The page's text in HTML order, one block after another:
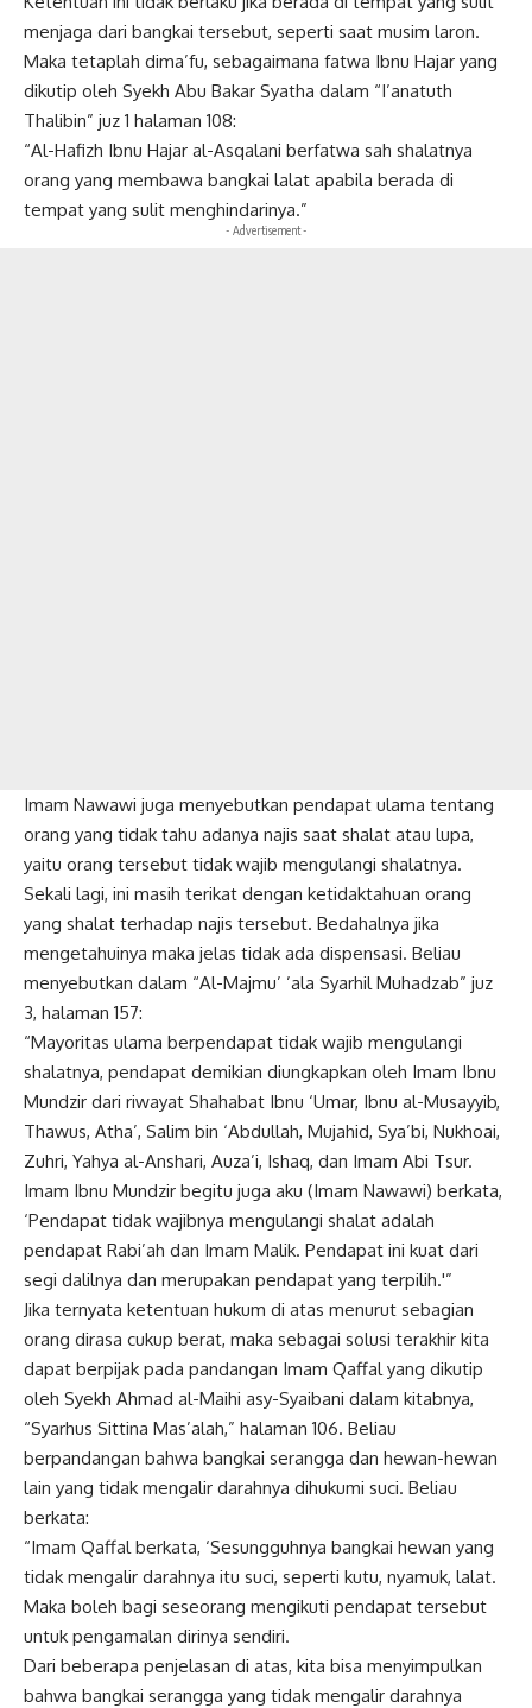
menjaga dari bangkai tersebut, seperti saat musim laron.
Maka tetaplah dima’fu, sebagaimana fatwa Ibnu Hajar yang
dikutip oleh Syekh Abu Bakar Syatha dalam “I’anatuth
Thalibin” juz 1 halaman 108:
“Al-Hafizh Ibnu Hajar al-Asqalani berfatwa sah shalatnya
orang yang membawa bangkai lalat apabila berada di
tempat yang sulit menghindarinya.”
- Advertisement -
Imam Nawawi juga menyebutkan pendapat ulama tentang
orang yang tidak tahu adanya najis saat shalat atau lupa,
yaitu orang tersebut tidak wajib mengulangi shalatnya.
Sekali lagi, ini masih terikat dengan ketidaktahuan orang
yang shalat terhadap najis tersebut. Bedahalnya jika
mengetahuinya maka jelas tidak ada dispensasi. Beliau
menyebutkan dalam “Al-Majmu’ ’ala Syarhil Muhadzab” juz
3, halaman 157:
“Mayoritas ulama berpendapat tidak wajib mengulangi
shalatnya, pendapat demikian diungkapkan oleh Imam Ibnu
Mundzir dari riwayat Shahabat Ibnu ‘Umar, Ibnu al-Musayyib,
Thawus, Atha’, Salim bin ‘Abdullah, Mujahid, Sya’bi, Nukhoai,
Zuhri, Yahya al-Anshari, Auza’i, Ishaq, dan Imam Abi Tsur.
Imam Ibnu Mundzir begitu juga aku (Imam Nawawi) berkata,
‘Pendapat tidak wajibnya mengulangi shalat adalah
pendapat Rabi’ah dan Imam Malik. Pendapat ini kuat dari
segi dalilnya dan merupakan pendapat yang terpilih.'”
Jika ternyata ketentuan hukum di atas menurut sebagian
orang dirasa cukup berat, maka sebagai solusi terakhir kita
dapat berpijak pada pandangan Imam Qaffal yang dikutip
oleh Syekh Ahmad al-Maihi asy-Syaibani dalam kitabnya,
“Syarhus Sittina Mas’alah,” halaman 106. Beliau
berpandangan bahwa bangkai serangga dan hewan-hewan
lain yang tidak mengalir darahnya dihukumi suci. Beliau
berkata:
“Imam Qaffal berkata, ‘Sesungguhnya bangkai hewan yang
tidak mengalir darahnya itu suci, seperti kutu, nyamuk, lalat.
Maka boleh bagi seseorang mengikuti pendapat tersebut
untuk pengamalan dirinya sendiri.
Dari beberapa penjelasan di atas, kita bisa menyimpulkan
bahwa bangkai serangga yang tidak mengalir darahnya